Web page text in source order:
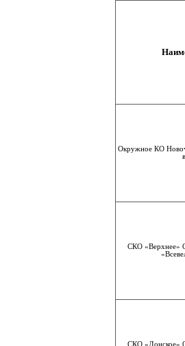
Окружное КО
СКО «Верхнее»
СКО «Донское»